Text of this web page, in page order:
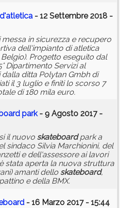
- 12 Settembre 2018 -
in sicurezza e recupero
dell'impianto di atletica
Progetto eseguito dal
Dipartimento Servizi al
ditta Polytan Gmbh di
il 3 luglio e finiti lo scorso 7
di 180 mila euro.
park- 9 Agosto 2017 -
il nuovo skateboardpark a
sindaco Silvia Marchionini, del
e dell'assessore ai lavori
stata aperta la nuova struttura
amanti dello skateboard,
e della BMX.
- 16 Marzo 2017 - 15:44